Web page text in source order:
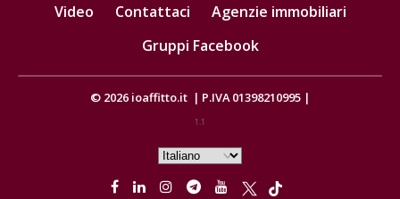
Video
Contattaci
Agenzie immobiliari
Gruppi Facebook
© 2026 ioaffitto.it | P.IVA 01398210995 |
1.1